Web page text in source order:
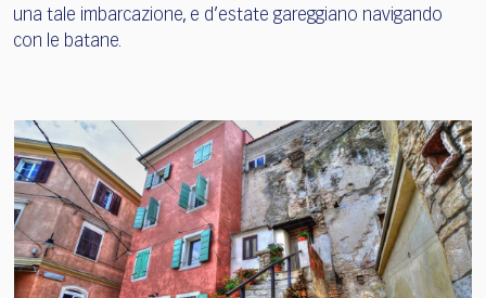
una tale imbarcazione, e d’estate gareggiano navigando
con le batane.